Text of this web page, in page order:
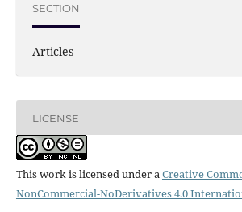
SECTION
Articles
LICENSE
This work is licensed under aCreative
NonCommercial-NoDerivatives 4.0